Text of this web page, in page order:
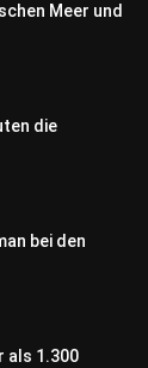
Meer und
die
bei den
als 1.300